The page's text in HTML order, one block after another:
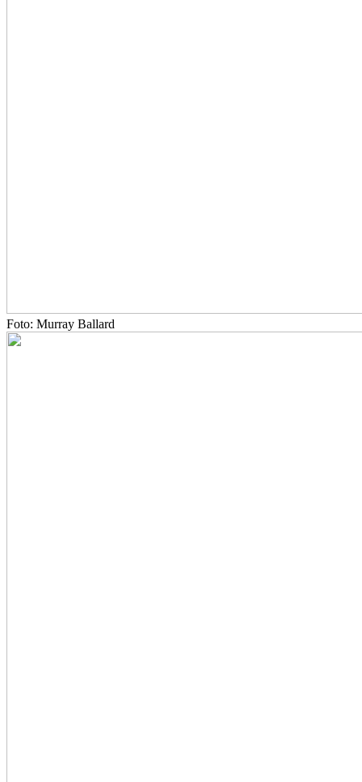
Foto: Murray Ballard